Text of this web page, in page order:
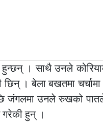
। साथै उनले
। बेला बखतमा
जंगलमा उनले रुखको
हुन् ।